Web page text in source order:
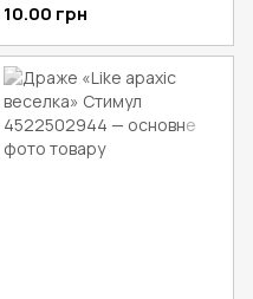
10.00 грн